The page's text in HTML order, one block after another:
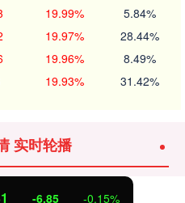
19.99% 5.84%
19.97% 28.44%
19.96% 8.49%
19.93% 31.42%
实时轮播
-6.85 -0.15%